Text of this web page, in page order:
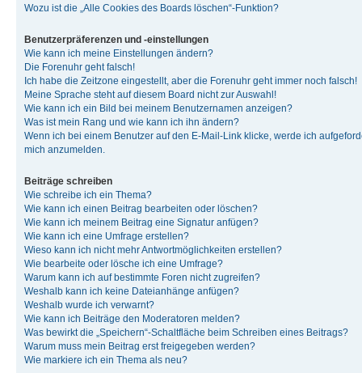
Wozu ist die „Alle Cookies des Boards löschen“-Funktion?
Benutzerpräferenzen und -einstellungen
Wie kann ich meine Einstellungen ändern?
Die Forenuhr geht falsch!
Ich habe die Zeitzone eingestellt, aber die Forenuhr geht immer noch falsch!
Meine Sprache steht auf diesem Board nicht zur Auswahl!
Wie kann ich ein Bild bei meinem Benutzernamen anzeigen?
Was ist mein Rang und wie kann ich ihn ändern?
Wenn ich bei einem Benutzer auf den E-Mail-Link klicke, werde ich
mich anzumelden.
Beiträge schreiben
Wie schreibe ich ein Thema?
Wie kann ich einen Beitrag bearbeiten oder löschen?
Wie kann ich meinem Beitrag eine Signatur anfügen?
Wie kann ich eine Umfrage erstellen?
Wieso kann ich nicht mehr Antwortmöglichkeiten erstellen?
Wie bearbeite oder lösche ich eine Umfrage?
Warum kann ich auf bestimmte Foren nicht zugreifen?
Weshalb kann ich keine Dateianhänge anfügen?
Weshalb wurde ich verwarnt?
Wie kann ich Beiträge den Moderatoren melden?
Was bewirkt die „Speichern“-Schaltfläche beim Schreiben eines Beitrags?
Warum muss mein Beitrag erst freigegeben werden?
Wie markiere ich ein Thema als neu?